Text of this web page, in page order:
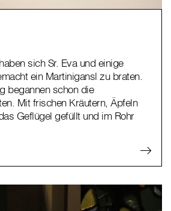
sich Sr. Eva und einige
ein Martinigansl zu braten.
begannen schon die
Mit frischen Kräutern, Äpfeln
Geflügel gefüllt und im Rohr